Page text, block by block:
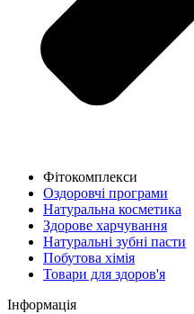
Фітокомплекси
Оздоровчі програми
Натуральна косметика
Здорове харчування
Натуральні зубні пасти
Побутова хімія
Товари для здоров'я
Інформація